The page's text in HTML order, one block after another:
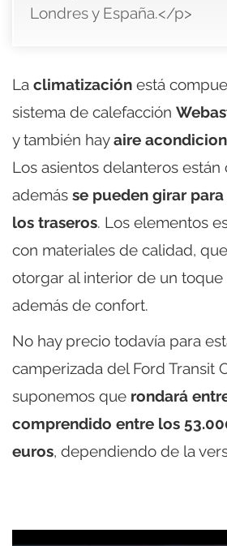
Londres y España.</p>
La climatización está
sistema de calefacción
y también hayaire
Los asientos delanteros están
además se pueden girar
los traseros. Los elementos
con materiales de calidad,
otorgar al interior de un toque
además de confort.
No hay precio todavía para
camperizada del Ford Transit
suponemos que rondará
comprendido entre los
euros, dependiendo de la